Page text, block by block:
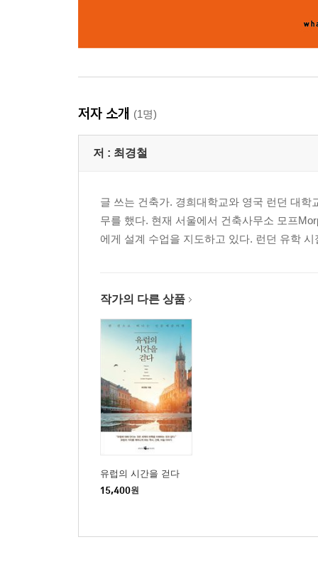
저자 소개 (1명)
저 : 최경철
글 쓰는 건축가. 경희대학교와 영국 런던 대학
무를 했다. 현재 서울에서 건축사무소 모프
에게 설계 수업을 지도하고 있다. 런던 유학
작가의 다른 상품
유럽의 시간을 걷다
15,400원